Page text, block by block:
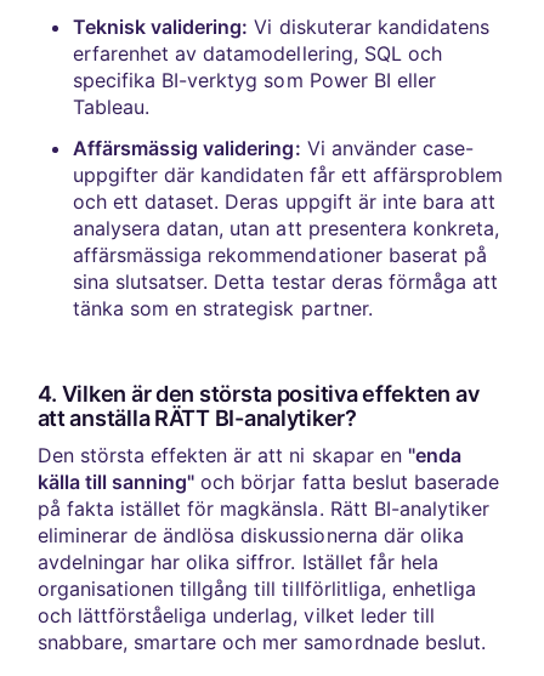
Teknisk validering: Vi diskuterar kandidatens
erfarenhet av datamodellering, SQL och
specifika BI-verktyg som Power BI eller
Tableau.
Affärsmässig validering: Vi använder case-
uppgifter där kandidaten får ett affärsproblem
och ett dataset. Deras uppgift är inte bara att
analysera datan, utan att presentera konkreta,
affärsmässiga rekommendationer baserat på
sina slutsatser. Detta testar deras förmåga att
tänka som en strategisk partner.
4. Vilken är den största positiva effekten av
att anställa RÄTT BI-analytiker?
Den största effekten är att ni skapar en "enda
källa till sanning" och börjar fatta beslut baserade
på fakta istället för magkänsla. Rätt BI-analytiker
eliminerar de ändlösa diskussionerna där olika
avdelningar har olika siffror. Istället får hela
organisationen tillgång till tillförlitliga, enhetliga
och lättförståeliga underlag, vilket leder till
snabbare, smartare och mer samordnade beslut.